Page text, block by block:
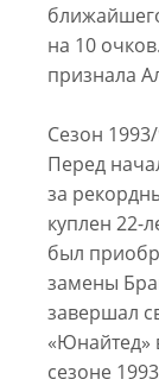
на 10
признала
Сезон
Перед
за
куплен 22-
был
замены
завершал
«Юнайтед»
сезоне